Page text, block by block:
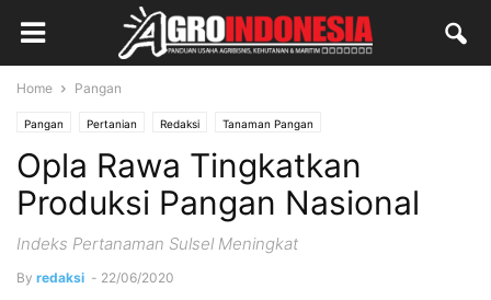
Home Pangan
Pangan Pertanian Redaksi Tanaman Pangan
Opla Rawa Tingkatkan
Produksi Pangan Nasional
Indeks Pertanaman Sulsel Meningkat
By redaksi - 22/06/2020